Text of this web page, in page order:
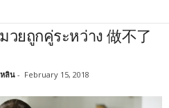
ยถูกคู่ระหว่าง 做不了
ลิน - February 15, 2018